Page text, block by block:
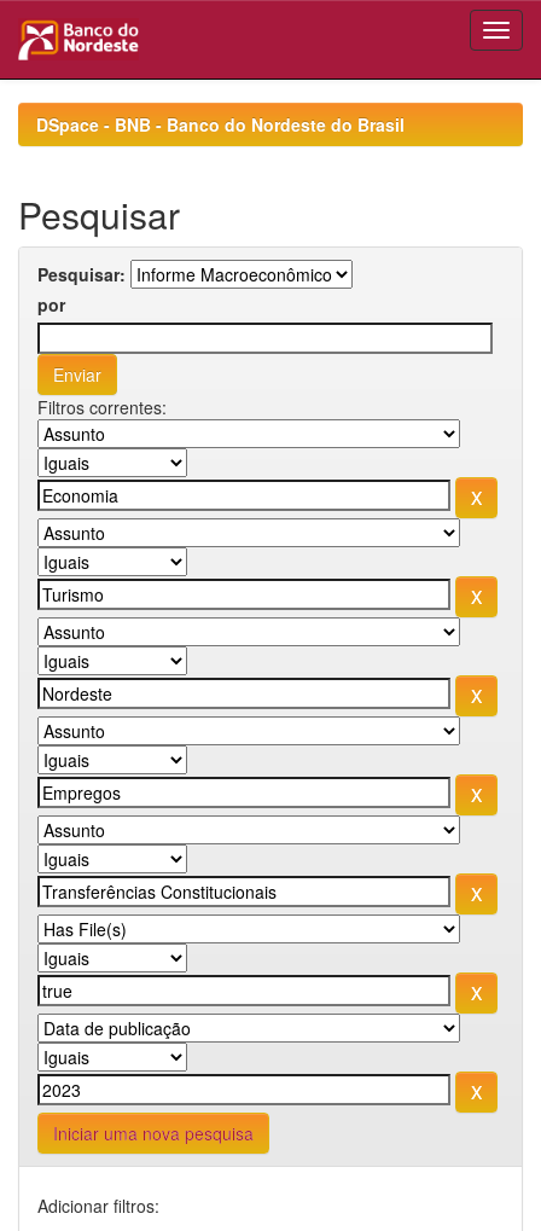
navigationDSpace - BNB - Banco do Nordeste do Brasil
Pesquisar
Pesquisar:
por
Filtros correntes:
Iniciar uma nova pesquisa
Adicionar filtros: